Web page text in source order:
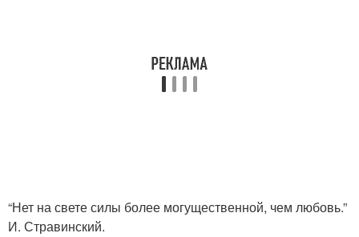
“Нет на свете силы более могущественной, чем любовь.”
И. Стравинский.